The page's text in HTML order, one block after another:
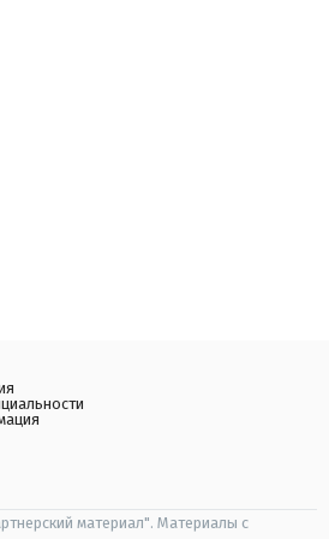
материал". Материалы с